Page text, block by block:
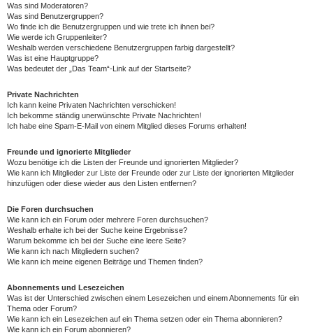
Was sind Moderatoren?
Was sind Benutzergruppen?
Wo finde ich die Benutzergruppen und wie trete ich ihnen bei?
Wie werde ich Gruppenleiter?
Weshalb werden verschiedene Benutzergruppen farbig dargestellt?
Was ist eine Hauptgruppe?
Was bedeutet der „Das Team“-Link auf der Startseite?
Private Nachrichten
Ich kann keine Privaten Nachrichten verschicken!
Ich bekomme ständig unerwünschte Private Nachrichten!
Ich habe eine Spam-E-Mail von einem Mitglied dieses Forums erhalten!
Freunde und ignorierte Mitglieder
Wozu benötige ich die Listen der Freunde und ignorierten Mitglieder?
Wie kann ich Mitglieder zur Liste der Freunde oder zur Liste der ignorierten Mitglieder
hinzufügen oder diese wieder aus den Listen entfernen?
Die Foren durchsuchen
Wie kann ich ein Forum oder mehrere Foren durchsuchen?
Weshalb erhalte ich bei der Suche keine Ergebnisse?
Warum bekomme ich bei der Suche eine leere Seite?
Wie kann ich nach Mitgliedern suchen?
Wie kann ich meine eigenen Beiträge und Themen finden?
Abonnements und Lesezeichen
Was ist der Unterschied zwischen einem Lesezeichen und einem Abonnements für ein
Thema oder Forum?
Wie kann ich ein Lesezeichen auf ein Thema setzen oder ein Thema abonnieren?
Wie kann ich ein Forum abonnieren?